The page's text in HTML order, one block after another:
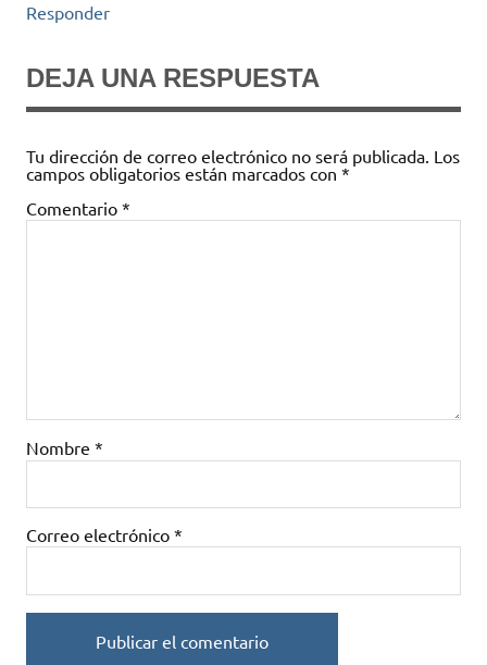
Responder
DEJA UNA RESPUESTA
Tu dirección de correo electrónico no será publicada. Los
campos obligatorios están marcados con *
Comentario *
Nombre *
Correo electrónico *